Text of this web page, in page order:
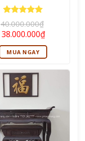
Được xếp
hạng55
sao
40.000.000₫
Giá
gốc
là:
40.000.000₫.
38.000.000₫Giá
hiện
tại
là:
MUA NGAY